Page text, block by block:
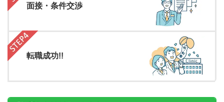
面接・条件交渉
転職成功!!